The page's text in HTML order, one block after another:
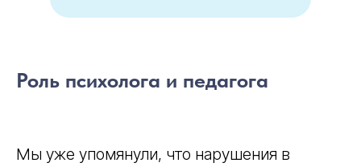
Роль психолога и педагога
Мы уже упомянули, что нарушения в